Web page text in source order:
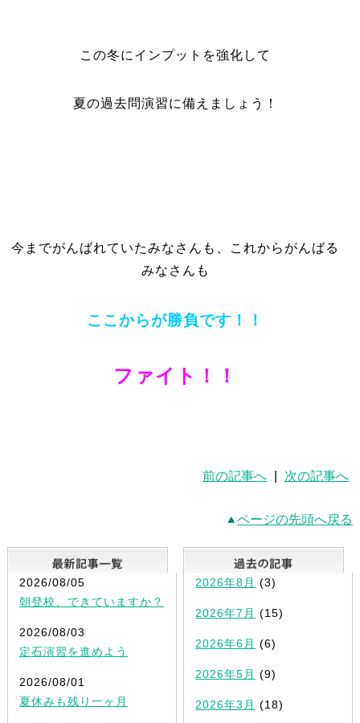
この冬にインプットを強化して
夏の過去問演習に備えましょう！
今までがんばれていたみなさんも、これからがんばる
みなさんも
ここからが勝負です！！
ファイト！！
前の記事へ 次の記事へ
ページの先頭へ戻る
最新記事一覧
2026/08/05
朝登校、できていますか？
2026/08/03
定石演習を進めよう
2026/08/01
夏休みも残り一ヶ月
2026年8月 (3)
2026年7月 (15)
2026年6月 (6)
2026年5月 (9)
2026年3月 (18)